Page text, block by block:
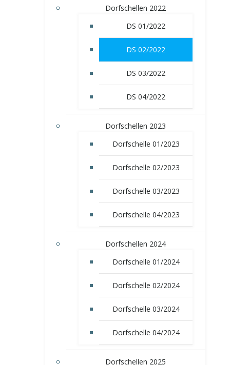
Dorfschellen 2022
DS 01/2022
DS 02/2022
DS 03/2022
DS 04/2022
Dorfschellen 2023
Dorfschelle 01/2023
Dorfschelle 02/2023
Dorfschelle 03/2023
Dorfschelle 04/2023
Dorfschellen 2024
Dorfschelle 01/2024
Dorfschelle 02/2024
Dorfschelle 03/2024
Dorfschelle 04/2024
Dorfschellen 2025